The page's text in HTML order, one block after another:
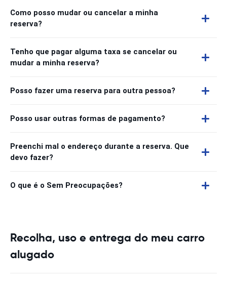
Como posso mudar ou cancelar a minha
reserva?
Tenho que pagar alguma taxa se cancelar ou
mudar a minha reserva?
Posso fazer uma reserva para outra pessoa?
Posso usar outras formas de pagamento?
Preenchi mal o endereço durante a reserva. Que
devo fazer?
O que é o Sem Preocupações?
Recolha, uso e entrega do meu carro
alugado